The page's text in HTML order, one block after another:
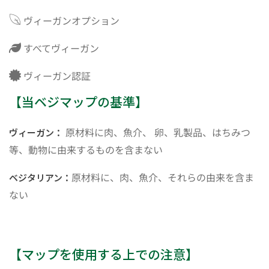
ヴィーガンオプション
すべてヴィーガン
ヴィーガン認証
【当ベジマップの基準】
ヴィーガン： 原材料に肉、魚介、 卵、乳製品、はちみつ
等、動物に由来するものを含まない
ベジタリアン： 原材料に、肉、魚介、それらの由来を含ま
ない
【マップを使用する上での注意】